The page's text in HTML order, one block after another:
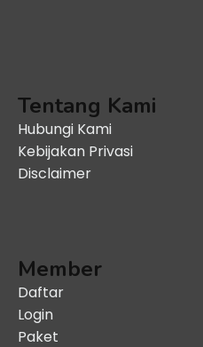
Tentang Kami
Hubungi Kami
Kebijakan Privasi
Disclaimer
Member
Daftar
Login
Paket